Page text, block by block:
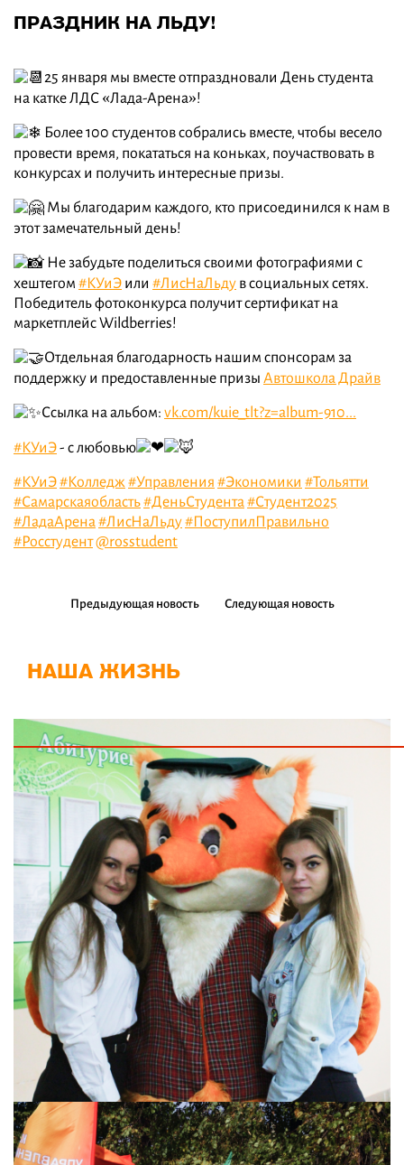
ПРАЗДНИК НА ЛЬДУ!
25 января мы вместе отпраздновали День студента
на катке ЛДС «Лада-Арена»!
Более 100 студентов собрались вместе, чтобы весело
провести время, покататься на коньках, поучаствовать в
конкурсах и получить интересные призы.
Мы благодарим каждого, кто присоединился к нам в
этот замечательный день!
Не забудьте поделиться своими фотографиями с
хештегом #КУиЭ или #ЛисНаЛьду в социальных сетях.
Победитель фотоконкурса получит сертификат на
маркетплейс Wildberries!
Отдельная благодарность нашим спонсорам за
поддержку и предоставленные призы Автошкола Драйв
Ссылка на альбом: vk.com/kuie_tlt?z=album-910...
#КУиЭ- с любовью
#КУиЭ#Колледж#Управления #Экономики #Тольятти
#Самарскаяобласть#ДеньСтудента#Студент2025
#ЛадаАрена#ЛисНаЛьду#ПоступилПравильно
#Росстудент@rosstudent
Предыдующая новость Следующая новость
НАША ЖИЗНЬ